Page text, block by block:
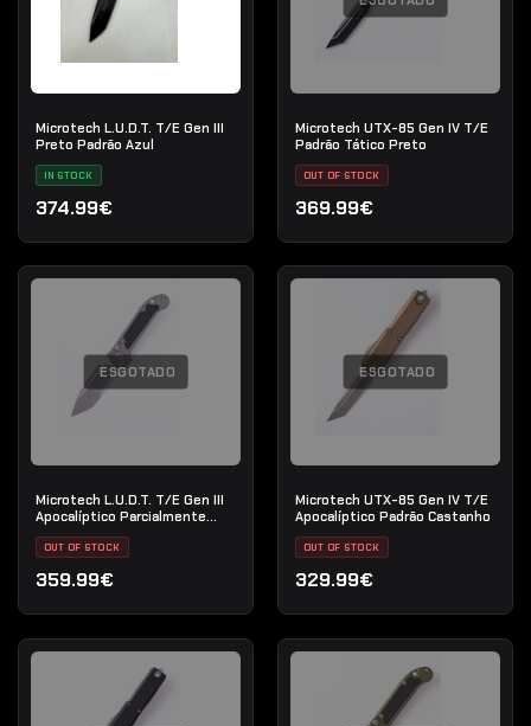
Microtech L.U.D.T. T/E Gen III
Preto Padrão Azul
IN STOCK
374.99€
Microtech UTX-85 Gen IV T/E
Padrão Tático Preto
OUT OF STOCK
369.99€
ESGOTADO
Microtech L.U.D.T. T/E Gen III
Apocalíptico Parcialmente
Serrilhado Natural
Transparente
OUT OF STOCK
359.99€
ESGOTADO
Microtech UTX-85 Gen IV T/E
Apocalíptico Padrão Castanho
OUT OF STOCK
329.99€